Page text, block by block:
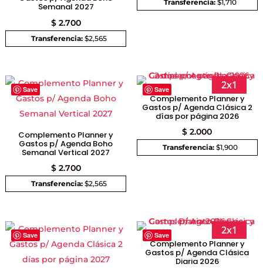
Semanal 2027
$2.700
Transferencia: $2,565
Transferencia: $1,710
Save
Complemento Planner y
Gastos p/ Agenda Boho
Semanal Vertical 2027
$2.700
Transferencia: $2,565
Save 2x1
Complemento Planner y
Gastos p/ Agenda Clásica 2
días por página 2026
$ 2.000
Transferencia: $1,900
Save Save 2x1
Complemento Planner y
Gastos p/ Agenda Clásica
Diaria 2026